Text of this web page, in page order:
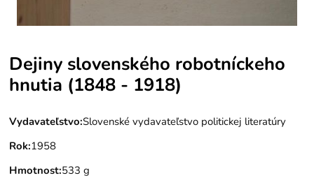
Dejiny slovenského robotníckeho
hnutia (1848 - 1918)
Vydavateľstvo:Slovenské vydavateľstvo politickej literatúry
Rok:1958
Hmotnost:533 g